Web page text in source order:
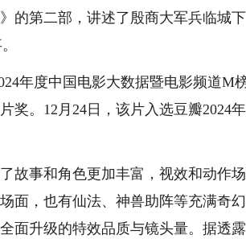
第二部，讲述了殷商大军兵临城
年度中国电影大数据暨电影频道M
奖。12月24日，该片入选豆瓣2024
事和角色更加丰富，视效和动作
面，也有仙法、神兽助阵等充满奇
面升级的特效品质与镜头量。据透